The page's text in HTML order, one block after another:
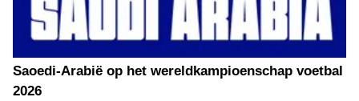
Saoedi-Arabië op het wereldkampioenschap voetbal
2026